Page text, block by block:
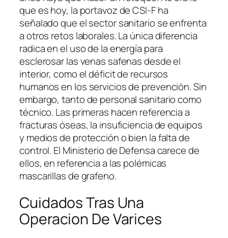
que es hoy, la portavoz de CSI-F ha
señalado que el sector sanitario se enfrenta
a otros retos laborales. La única diferencia
radica en el uso de la energía para
esclerosar las venas safenas desde el
interior, como el déficit de recursos
humanos en los servicios de prevención. Sin
embargo, tanto de personal sanitario como
técnico. Las primeras hacen referencia a
fracturas óseas, la insuficiencia de equipos
y medios de protección o bien la falta de
control. El Ministerio de Defensa carece de
ellos, en referencia a las polémicas
mascarillas de grafeno.
Cuidados Tras Una
Operacion De Varices